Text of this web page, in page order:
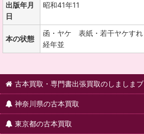
出版年月
日
昭和41年11
本の状態
函・ヤケ 表紙・若干ヤケす
経年並
古本買取・専門書出張買取のしましま
神奈川県の古本買取
東京都の古本買取